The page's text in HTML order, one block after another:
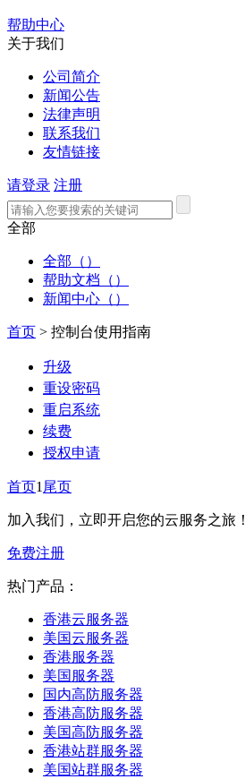
帮助中心
关于我们
公司简介
新闻公告
法律声明
联系我们
友情链接
请登录 注册
全部
全部（）
帮助文档（）
新闻中心（）
首页 > 控制台使用指南
升级
重设密码
重启系统
续费
授权申请
首页1 尾页
加入我们，立即开启您的云服务之旅！
免费注册
热门产品：
香港云服务器
美国云服务器
香港服务器
美国服务器
国内高防服务器
香港高防服务器
美国高防服务器
香港站群服务器
美国站群服务器